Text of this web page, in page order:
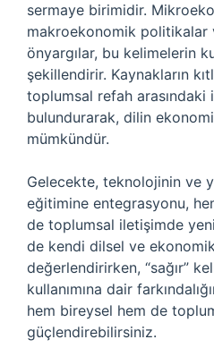
sermaye birimidir.
makroekonomik politikalar
önyargılar, bu kelimelerin
şekillendirir. Kaynakların
toplumsal refah
bulundurarak, dilin
mümkündür.
Gelecekte, teknolojinin ve
eğitimine entegrasyonu,
de toplumsal iletişimde
de kendi dilsel ve ekonomik
değerlendirirken, “sağır”
kullanımına dair
hem bireysel hem de
güçlendirebilirsiniz.